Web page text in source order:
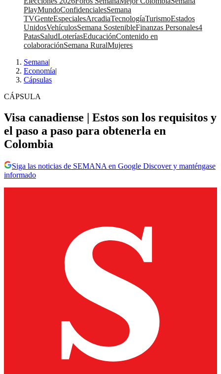
PlayMundoConfidencialesSemana
TVGenteEspecialesArcadiaTecnologíaTurismoEstados
UnidosVehículosSemana SostenibleFinanzas Personales4
PatasSaludLoteríasEducaciónContenido en
colaboraciónSemana RuralMujeres
Semana|
Economía|
Cápsulas
CÁPSULA
Visa canadiense | Estos son los requisitos y
el paso a paso para obtenerla en
Colombia
Siga las noticias de SEMANA en Google Discover y manténgase
informado